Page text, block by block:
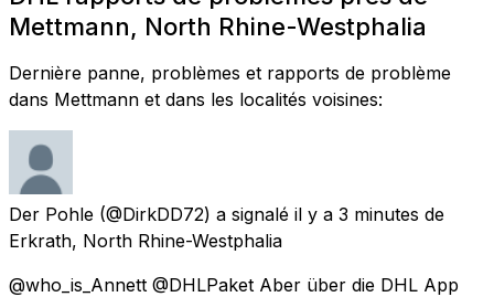
Mettmann, North Rhine-Westphalia
Dernière panne, problèmes et rapports de problème
dans Mettmann et dans les localités voisines:
Der Pohle (@DirkDD72) a signalé il y a 3 minutes de
Erkrath, North Rhine-Westphalia
@who_is_Annett @DHLPaket Aber über die DHL App